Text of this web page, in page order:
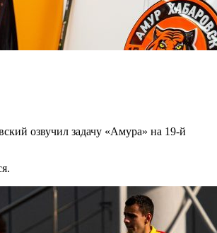
озвучил задачу «Амура» на 19-й